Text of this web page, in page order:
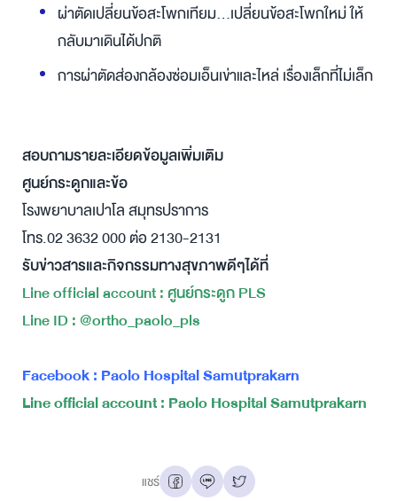
ผ่าตัดเปลี่ยนข้อสะโพกเทียม...เปลี่ยนข้อสะโพกใหม่ ให้
กลับมาเดินได้ปกติ
การผ่าตัดส่องกล้องซ่อมเอ็นเข่าและไหล่ เรื่องเล็กที่ไม่เล็ก
สอบถามรายละเอียดข้อมูลเพิ่มเติม
ศูนย์กระดูกและข้อ
โรงพยาบาลเปาโล สมุทรปราการ
โทร.02 3632 000 ต่อ 2130-2131
รับข่าวสารและกิจกรรมทางสุขภาพดีๆได้ที่
Line official account : ศูนย์กระดูก PLS
Line ID : @ortho_paolo_pls
Facebook : Paolo Hospital Samutprakarn
Line official account : Paolo Hospital Samutprakarn
แชร์